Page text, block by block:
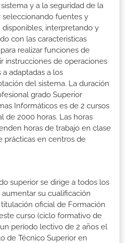
y a la seguridad de la
seleccionando fuentes y
interpretando y
con las caracteristicas
realizar funciones de
instrucciones de operaciones
adaptadas a los
del sistema. La duración
grado Superior
Informáticos es de 2 cursos
de 2000 horas. Las horas
horas de trabajo en clase
prácticas en centros de
superior se dirige a todos los
su cualificación
oficial de Formación
curso (ciclo formativo de
período lectivo de 2 años el
de Técnico Superior en